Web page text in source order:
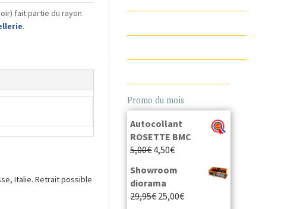
fait partie du rayon
.
Italie. Retrait possible
Promo du mois
Autocollant
ROSETTE BMC
5,00€4,50€
Showroom
diorama
29,95€25,00€